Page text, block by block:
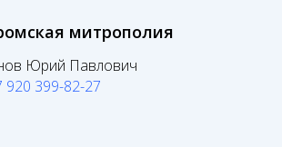
митрополия
Юрий Павлович
920 399-82-27